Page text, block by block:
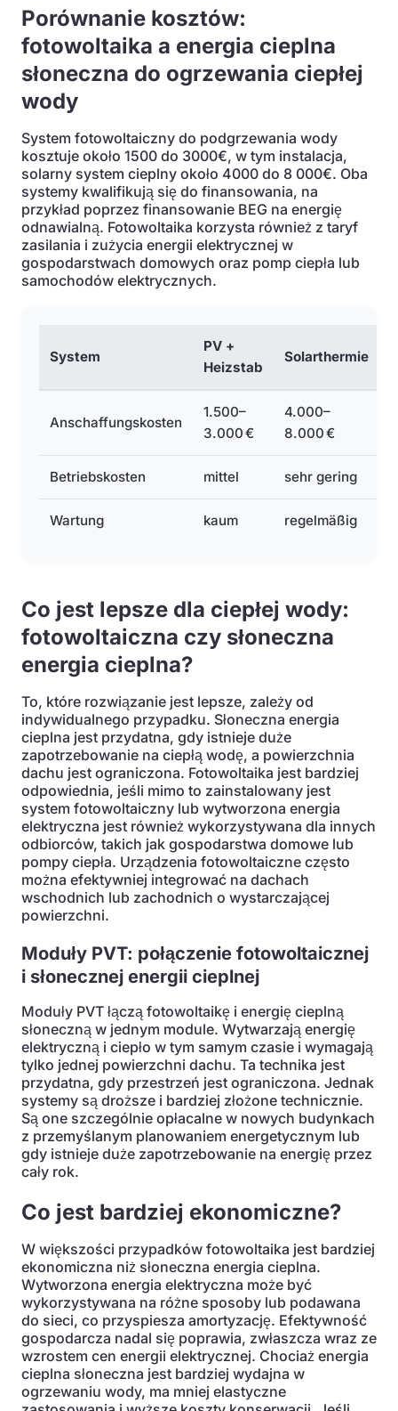
Porównanie kosztów:
fotowoltaika a energia cieplna
słoneczna do ogrzewania ciepłej
wody
System fotowoltaiczny do podgrzewania wody
kosztuje około 1500 do 3000€, w tym instalacja,
solarny system cieplny około 4000 do 8 000€. Oba
systemy kwalifikują się do finansowania, na
przykład poprzez finansowanie BEG na energię
odnawialną. Fotowoltaika korzysta również z taryf
zasilania i zużycia energii elektrycznej w
gospodarstwach domowych oraz pomp ciepła lub
samochodów elektrycznych.
System
PV +
Heizstab
Solarthermie
Anschaffungskosten
1.500–
3.000 €
4.000–
8.000 €
Betriebskosten mittel sehr gering
Wartung kaum regelmäßig
Co jest lepsze dla ciepłej wody:
fotowoltaiczna czy słoneczna
energia cieplna?
To, które rozwiązanie jest lepsze, zależy od
indywidualnego przypadku. Słoneczna energia
cieplna jest przydatna, gdy istnieje duże
zapotrzebowanie na ciepłą wodę, a powierzchnia
dachu jest ograniczona. Fotowoltaika jest bardziej
odpowiednia, jeśli mimo to zainstalowany jest
system fotowoltaiczny lub wytworzona energia
elektryczna jest również wykorzystywana dla innych
odbiorców, takich jak gospodarstwa domowe lub
pompy ciepła. Urządzenia fotowoltaiczne często
można efektywniej integrować na dachach
wschodnich lub zachodnich o wystarczającej
powierzchni.
Moduły PVT: połączenie fotowoltaicznej
i słonecznej energii cieplnej
Moduły PVT łączą fotowoltaikę i energię cieplną
słoneczną w jednym module. Wytwarzają energię
elektryczną i ciepło w tym samym czasie i wymagają
tylko jednej powierzchni dachu. Ta technika jest
przydatna, gdy przestrzeń jest ograniczona. Jednak
systemy są droższe i bardziej złożone technicznie.
Są one szczególnie opłacalne w nowych budynkach
z przemyślanym planowaniem energetycznym lub
gdy istnieje duże zapotrzebowanie na energię przez
cały rok.
Co jest bardziej ekonomiczne?
W większości przypadków fotowoltaika jest bardziej
ekonomiczna niż słoneczna energia cieplna.
Wytworzona energia elektryczna może być
wykorzystywana na różne sposoby lub podawana
do sieci, co przyspiesza amortyzację. Efektywność
gospodarcza nadal się poprawia, zwłaszcza wraz ze
wzrostem cen energii elektrycznej. Chociaż energia
cieplna słoneczna jest bardziej wydajna w
ogrzewaniu wody, ma mniej elastyczne